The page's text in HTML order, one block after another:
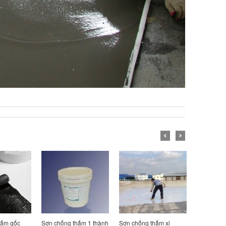
gốc
Sơn chống thấm 1 thành
Sơn chống thấm xi